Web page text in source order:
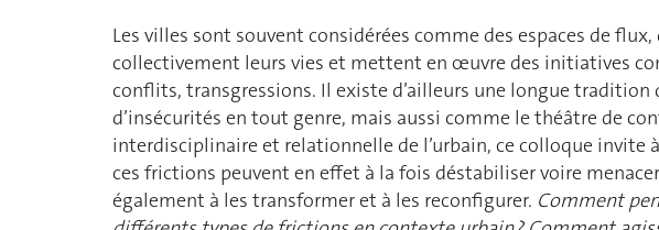
Les villes sont souvent considérées comme des espaces de
collectivement leurs vies et mettent en œuvre des initiatives
conflits, transgressions. Il existe d’ailleurs une longue
d’insécurités en tout genre, mais aussi comme le théâtre de
interdisciplinaire et relationnelle de l’urbain, ce colloque
ces frictions peuvent en effet à la fois déstabiliser voire
également à les transformer et à les reconfigurer. Comment